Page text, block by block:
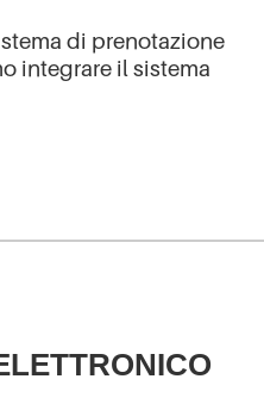
di prenotazione
integrare il sistema